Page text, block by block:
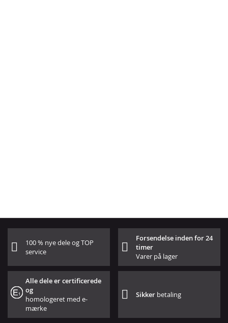
100 % nye dele og TOP
service
Forsendelse inden for 24
timer
Varer på lager
Alle dele er certificerede
og
homologeret med e-
mærke
Sikker betaling